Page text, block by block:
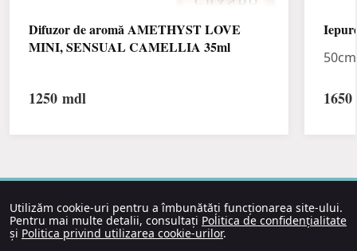
Difuzor de aromă AMETHYST LOVE
MINI, SENSUAL CAMELLIA 35ml
1250 mdl 1650
Utilizăm cookie-uri pentru a îmbunătăți funcționarea site-ului.
Pentru mai multe detalii, consultați Politica de confidențialitate
și Politica privind utilizarea cookie-urilor.